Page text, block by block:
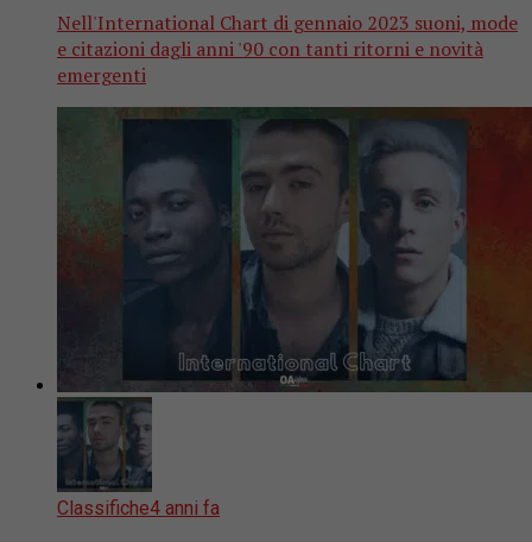
Nell'International Chart di gennaio 2023 suoni, mode
e citazioni dagli anni '90 con tanti ritorni e novità
emergenti
Classifiche4 anni fa